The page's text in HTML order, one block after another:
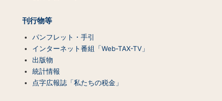
刊行物等
パンフレット・手引
インターネット番組「Web-TAX-TV」
出版物
統計情報
点字広報誌「私たちの税金」